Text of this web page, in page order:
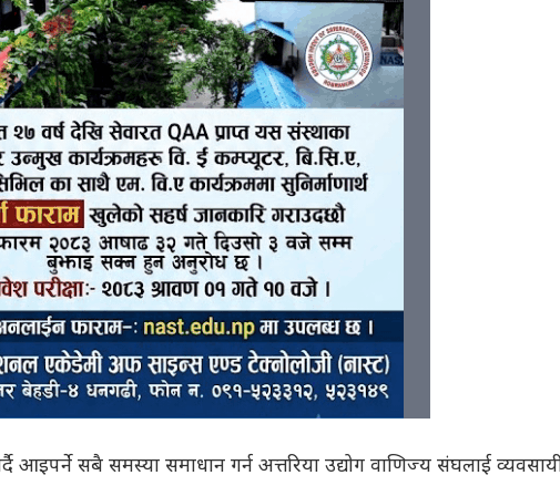
आइपर्ने सबै समस्या समाधान गर्न अत्तरिया उद्योग वाणिज्य संघलाई